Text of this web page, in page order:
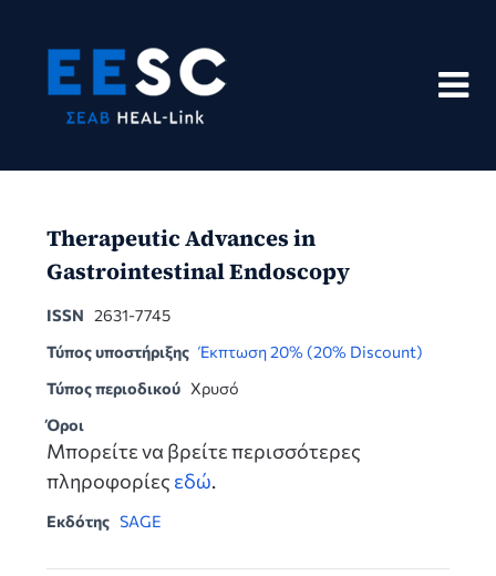
content
Therapeutic Advances in
Gastrointestinal Endoscopy
ISSN 2631-7745
Τύπος υποστήριξης Έκπτωση 20% (20% Discount)
Τύπος περιοδικού Χρυσό
Όροι
Μπορείτε να βρείτε περισσότερες
πληροφορίες εδώ.
Εκδότης SAGE